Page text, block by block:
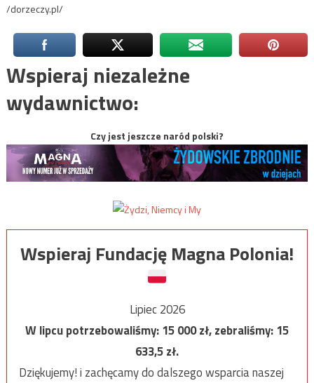
/dorzeczy.pl/
Wspieraj niezależne
wydawnictwo:
Czy jest jeszcze naród polski?
Wspieraj Fundację Magna Polonia!
Lipiec 2026
W lipcu potrzebowaliśmy:15 000zł, zebraliśmy:15
633,5zł.
Dziękujemy! i zachęcamy do dalszego wsparcia naszej